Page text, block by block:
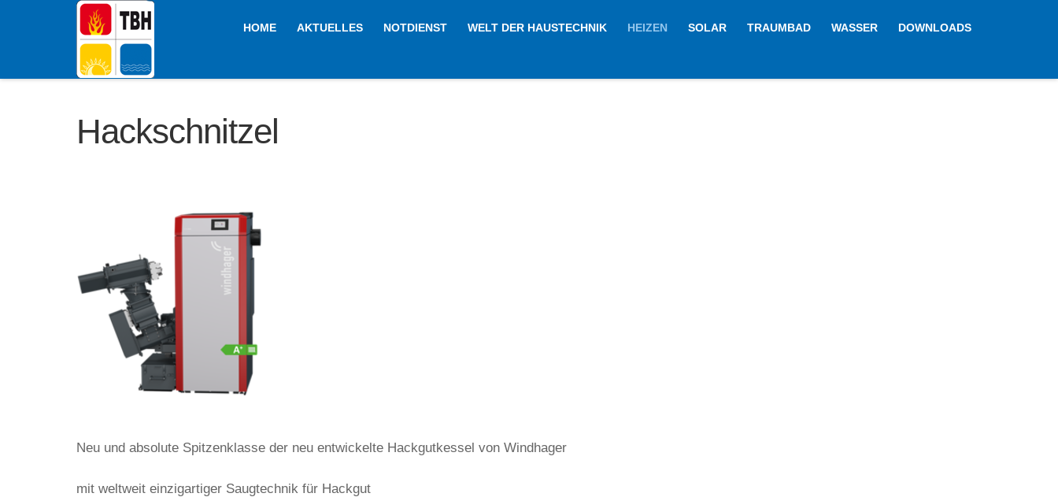
Hackschnitzel
Neu und absolute Spitzenklasse der neu entwickelte Hackgutkessel von Windhager
mit weltweit einzigartiger Saugtechnik für Hackgut
HOME AKTUELLES NOTDIENST WELT DER HAUSTECHNIK HEIZEN SOLAR TRAUMBAD WASSER DOWNLOADS